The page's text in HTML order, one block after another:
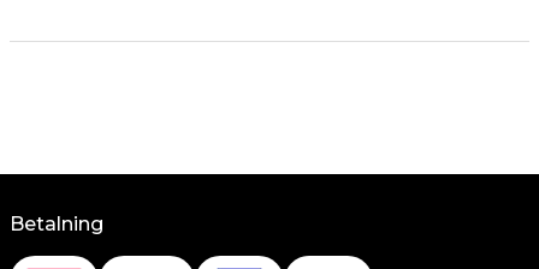
Betalning